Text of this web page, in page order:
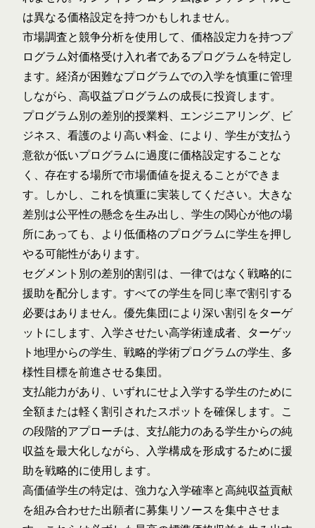
は異なる価格設定を持つかもしれません。
市場調査と競争分析を使用して、価格設定力を持つプ
ログラム対価格受け入れ者であるプログラムを特定し
ます。経済が困難なプログラムでの入学を慎重に管理
しながら、高収益プログラムの成長に投資します。
プログラム別の差別的授業料、エンジニアリング、ビ
ジネス、看護のより高い料金、により、学生が支払う
意欲が低いプログラムに過度に価格設定することな
く、存在する場所で市場価値を捉えることができま
す。しかし、これを慎重に実装してください。大きな
差別は公平性の懸念を生み出し、学生の関心が他の場
所にあっても、より低価格のプログラムに学生を押し
やる可能性があります。
セグメント別の差別的割引は、一律ではなく戦略的に
援助を配分します。すべての学生を同じ率で割引する
必要はありません。優先集団により深い割引をターゲ
ットにします、入学させたい高学術達成者、ターゲッ
ト地理からの学生、戦略的学術プログラムの学生、多
様性目標を前進させる集団。
支払能力があり、いずれにせよ入学する学生のために
全額または軽く割引されたスポットを確保します。こ
の段階的アプローチは、支払能力のある学生からの純
収益を最大化しながら、入学構成を形成するために援
助を戦略的に使用します。
高価値学生の特定は、強力な入学確率と高純収益貢献
を組み合わせた出願者に募集リソースを集中させま